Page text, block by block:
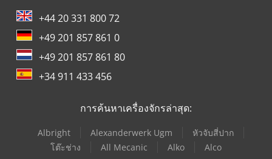
+44 20 331 800 72
+49 201 857 861 0
+49 201 857 861 80
+34 911 433 456
การค้นหาเครื่องจักรล่าสุด:
Albright Alexanderwerk Ugm
หัวจับสี่ปาก
โต๊ะช่าง
All Mecanic Alko Alco